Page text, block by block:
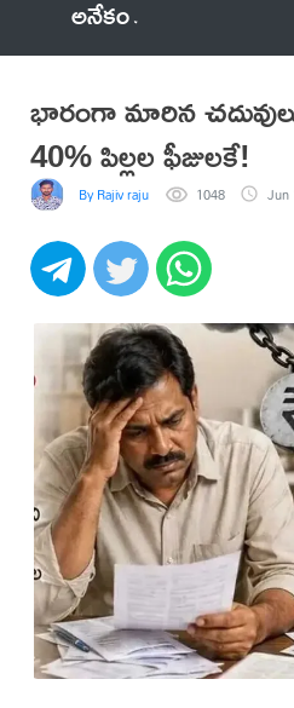
అనేకం
భారంగా మారిన
40% పిల్లల ఫీజులకే!
By Rajiv raju 1048 Jun